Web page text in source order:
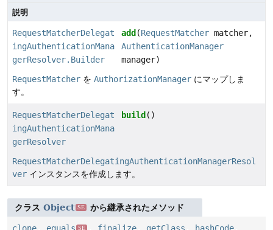
説明
RequestMatcherDelegat
ingAuthenticationMana
gerResolver.Builder
add (RequestMatcher matcher,
AuthenticationManager
manager)
RequestMatcher を AuthorizationManager にマップしま
す。
RequestMatcherDelegat
ingAuthenticationMana
gerResolver
build ()
RequestMatcherDelegatingAuthenticationManagerResol
ver インスタンスを作成します。
クラス Object SE から継承されたメソッド
SE